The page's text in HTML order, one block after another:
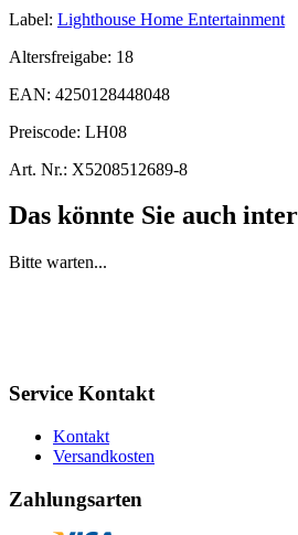
Label: Lighthouse Home Entertainment
Altersfreigabe: 18
EAN: 4250128448048
Preiscode: LH08
Art. Nr.: X5208512689-8
Das könnte Sie auch
Bitte warten...
Service Kontakt
Kontakt
Versandkosten
Zahlungsarten